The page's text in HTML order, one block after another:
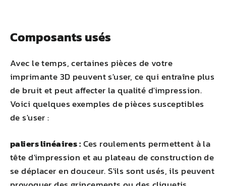
Composants usés
Avec le temps, certaines pièces de votre
imprimante 3D peuvent s'user, ce qui entraîne plus
de bruit et peut affecter la qualité d'impression.
Voici quelques exemples de pièces susceptibles
de s'user :
paliers linéaires :Ces roulements permettent à la
tête d'impression et au plateau de construction de
se déplacer en douceur. S'ils sont usés, ils peuvent